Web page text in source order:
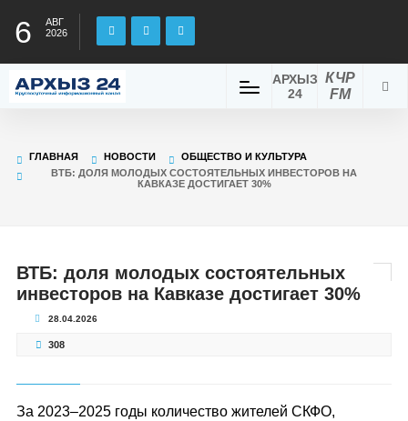
6
АВГ
2026
КЧР
FM
АРХЫЗ
24
ГЛАВНАЯ НОВОСТИ
ОБЩЕСТВО И КУЛЬТУРА
ВТБ: ДОЛЯ МОЛОДЫХ СОСТОЯТЕЛЬНЫХ ИНВЕСТОРОВ НА
КАВКАЗЕ ДОСТИГАЕТ 30%
ВТБ: доля молодых состоятельных
инвесторов на Кавказе достигает 30%
28.04.2026
308
За 2023–2025 годы количество жителей СКФО,